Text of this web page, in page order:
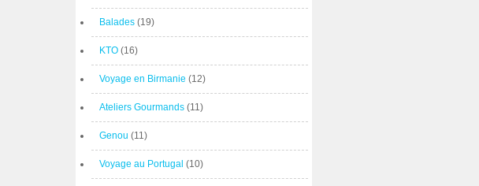
Balades (19)
KTO (16)
Voyage en Birmanie (12)
Ateliers Gourmands (11)
Genou (11)
Voyage au Portugal (10)